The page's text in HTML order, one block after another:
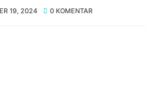
19, 2024 0 KOMENTAR